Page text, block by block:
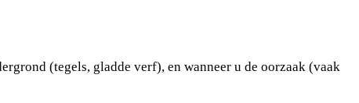
(tegels, gladde verf), en wanneer u de oorzaak (vaak